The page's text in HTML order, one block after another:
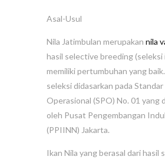
Asal-Usul
Nila Jatimbulan merupakan nila
hasil selective breeding (seleksi
memiliki pertumbuhan yang
seleksi didasarkan pada
Operasional (SPO) No. 01 yang
oleh Pusat Pengembangan
(PPIINN) Jakarta.
Ikan Nila yang berasal dari hasil